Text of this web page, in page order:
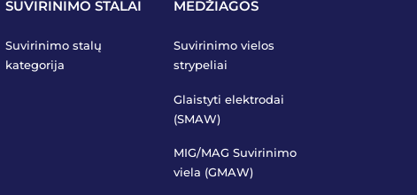
SUVIRINIMO STALAI
Suvirinimo stalų
kategorija
MEDŽIAGOS
Suvirinimo vielos
strypeliai
Glaistyti elektrodai
(SMAW)
MIG/MAG Suvirinimo
viela (GMAW)